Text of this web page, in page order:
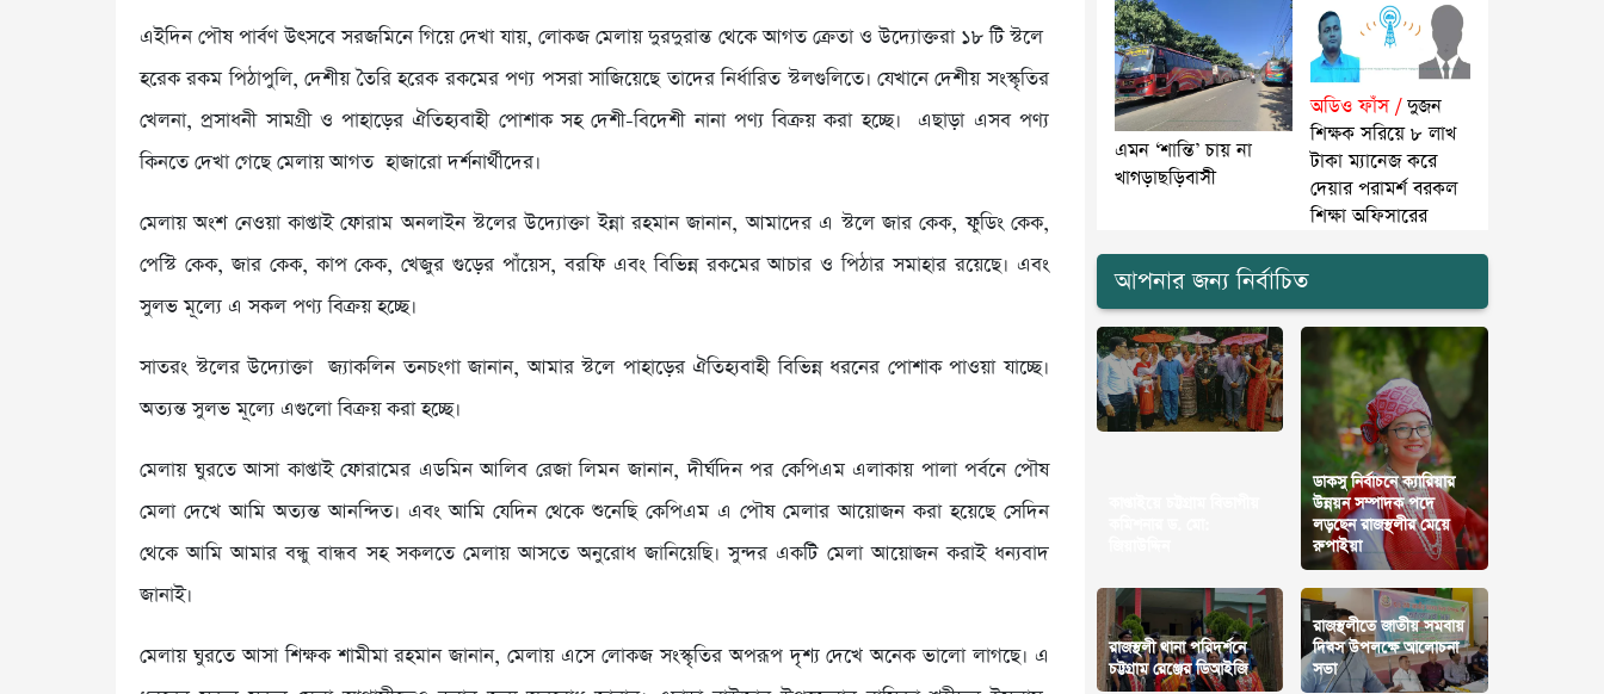
এইদিন পৌষ পার্বণ উৎসবে সরজমিনে গিয়ে দেখা যায়, লোকজ মেলায় দুরদুরান্ত থেকে আগত ক্রেতা ও উদ্যোক্তরা ১৮ টি স্টলে
হরেক রকম পিঠাপুলি, দেশীয় তৈরি হরেক রকমের পণ্য পসরা সাজিয়েছে তাদের নির্ধারিত স্টলগুলিতে। যেখানে দেশীয় সংস্কৃতির
খেলনা, প্রসাধনী সামগ্রী ও পাহাড়ের ঐতিহ্যবাহী পোশাক সহ দেশী-বিদেশী নানা পণ্য বিক্রয় করা হচ্ছে। এছাড়া এসব পণ্য
কিনতে দেখা গেছে মেলায় আগত হাজারো দর্শনার্থীদের।
মেলায় অংশ নেওয়া কাপ্তাই ফোরাম অনলাইন স্টলের উদ্যোক্তা ইন্না রহমান জানান, আমাদের এ স্টলে জার কেক, ফুডিং কেক,
পেস্টি কেক, জার কেক, কাপ কেক, খেজুর গুড়ের পাঁয়েস, বরফি এবং বিভিন্ন রকমের আচার ও পিঠার সমাহার রয়েছে। এবং
সুলভ মূল্যে এ সকল পণ্য বিক্রয় হচ্ছে।
সাতরং স্টলের উদ্যোক্তা জ্যাকলিন তনচংগা জানান, আমার স্টলে পাহাড়ের ঐতিহ্যবাহী বিভিন্ন ধরনের পোশাক পাওয়া যাচ্ছে।
অত্যন্ত সুলভ মূল্যে এগুলো বিক্রয় করা হচ্ছে।
মেলায় ঘুরতে আসা কাপ্তাই ফোরামের এডমিন আলিব রেজা লিমন জানান, দীর্ঘদিন পর কেপিএম এলাকায় পালা পর্বনে পৌষ
মেলা দেখে আমি অত্যন্ত আনন্দিত। এবং আমি যেদিন থেকে শুনেছি কেপিএম এ পৌষ মেলার আয়োজন করা হয়েছে সেদিন
থেকে আমি আমার বন্ধু বান্ধব সহ সকলতে মেলায় আসতে অনুরোধ জানিয়েছি। সুন্দর একটি মেলা আয়োজন করাই ধন্যবাদ
জানাই।
মেলায় ঘুরতে আসা শিক্ষক শামীমা রহমান জানান, মেলায় এসে লোকজ সংস্কৃতির অপরূপ দৃশ্য দেখে অনেক ভালো লাগছে। এ
এমন ‘শান্তি’ চায় না
খাগড়াছড়িবাসী
অডিও ফাঁস /দুজন
শিক্ষক সরিয়ে ৮ লাখ
টাকা ম্যানেজ করে
দেয়ার পরামর্শ বরকল
শিক্ষা অফিসারের
আপনার জন্য নির্বাচিত
ডাকসু নির্বাচনে ক্যারিয়ার
উন্নয়ন সম্পাদক পদে
লড়ছেন রাজস্থলীর মেয়ে
রুপাইয়া
রাজস্থলী থানা পরিদর্শনে
চট্টগ্রাম রেঞ্জের ডিআইজি
রাজস্থলীতে জাতীয় সমবায়
দিবস উপলক্ষে আলোচনা
সভা